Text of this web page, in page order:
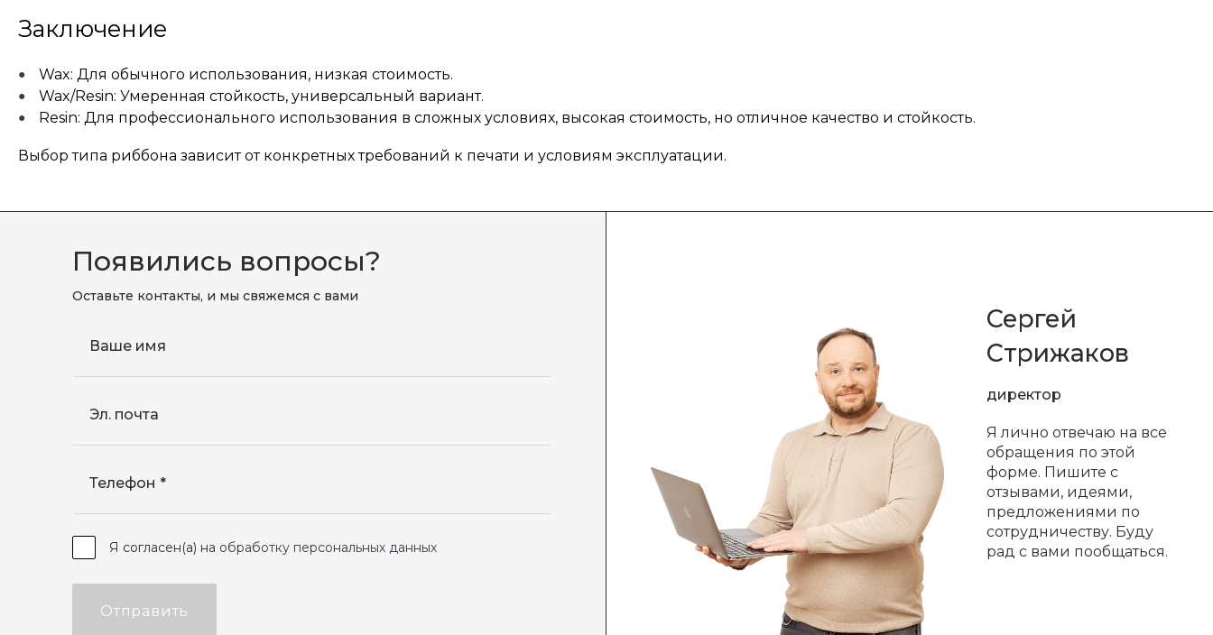
Заключение
Wax: Для обычного использования, низкая стоимость.
Wax/Resin: Умеренная стойкость, универсальный вариант.
Resin: Для профессионального использования в сложных условиях, высокая стоимость, но отличное качество и стойкость.
Выбор типа риббона зависит от конкретных требований к печати и условиям эксплуатации.
Появились вопросы?
Оставьте контакты, и мы свяжемся с вами
Ваше имя
Эл. почта
Телефон
Я согласен(а) на обработку персональных данных
Отправить
Сергей
Стрижаков
директор
Я лично отвечаю на все
обращения по этой
форме. Пишите с
отзывами, идеями,
предложениями по
сотрудничеству. Буду
рад с вами пообщаться.